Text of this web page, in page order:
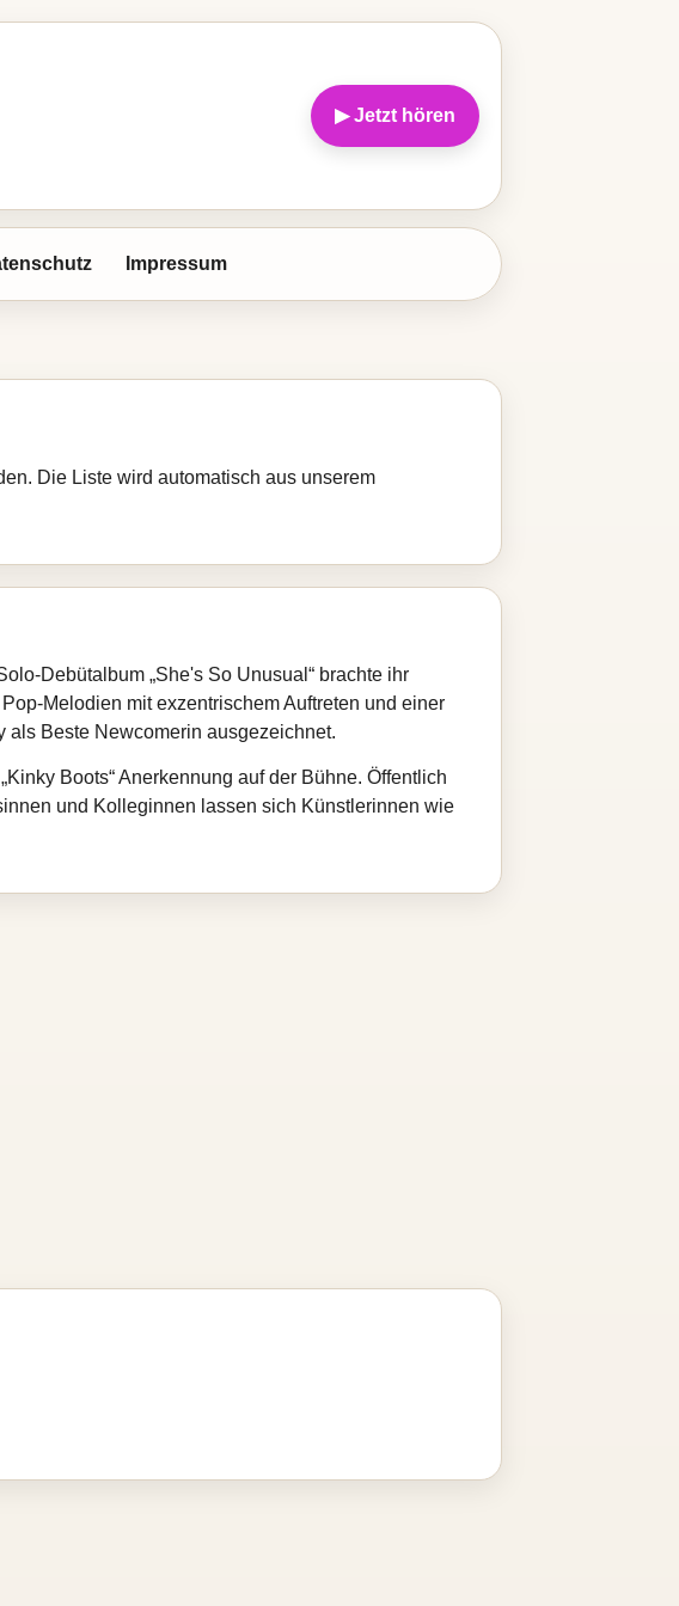
▶ Jetzt hören
Impressum
Die Liste wird automatisch aus unserem
Debütalbum „She's So Unusual“ brachte ihr
Melodien mit exzentrischem Auftreten und einer
als Beste Newcomerin ausgezeichnet.
Boots“ Anerkennung auf der Bühne. Öffentlich
und Kolleginnen lassen sich Künstlerinnen wie